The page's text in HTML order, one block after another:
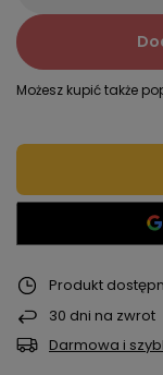
Możesz kupić także
Produkt
30 dni na zwrot
Darmowa i